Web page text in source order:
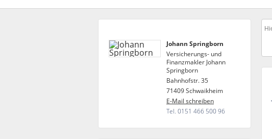
Johann Springborn
Versicherungs- und
Finanzmakler Johann
Springborn
Bahnhofstr. 35
71409 Schwaikheim
E-Mail schreiben
Tel. 0151 466 500 96